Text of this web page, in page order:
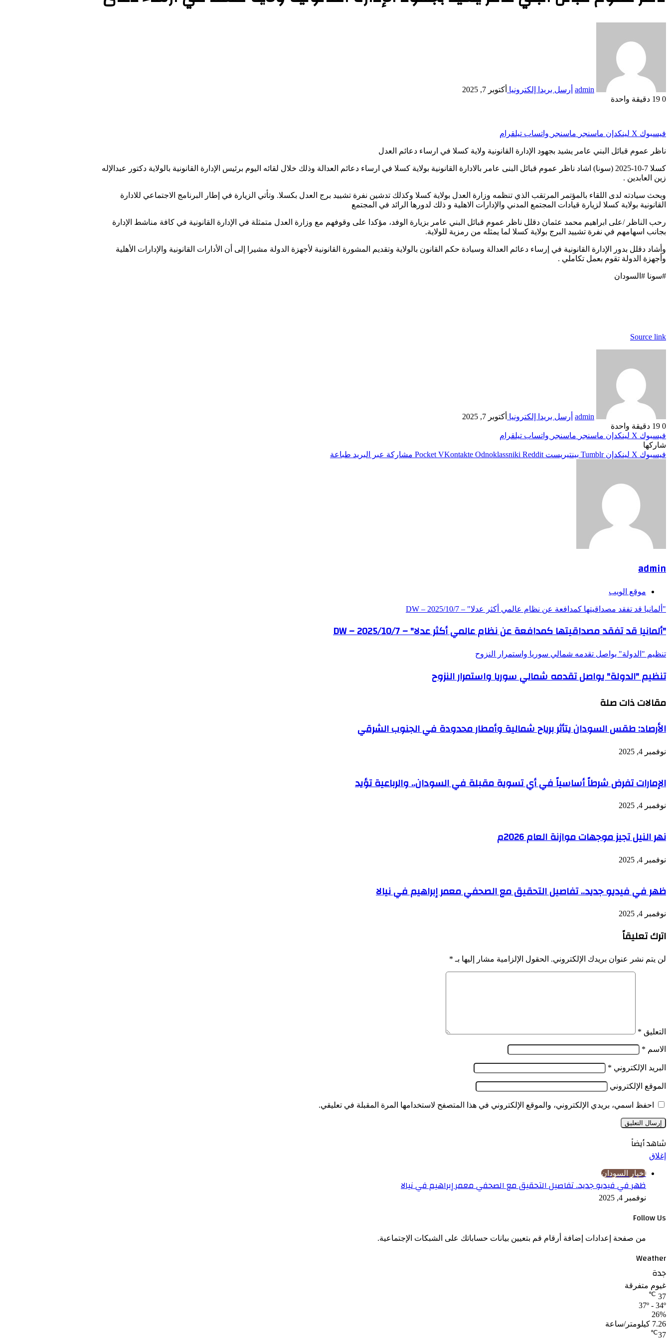
admin أرسل بريدا إلكترونيا أكتوبر 7, 2025
0
دقيقة واحدة
فيسبوك ‫X لينكدإن ماسنجر ماسنجر واتساب تيلقرام
ناظر عموم قبائل البني عامر يشيد بجهود الإدارة القانونية ولاية كسلا في ارساء دعائم العدل
كسلا 7-10-2025 (سونا) اشاد ناظر عموم قبائل البنى عامر بالادارة القانونية بولاية كسلا في ارساء دعائم العدالة وذلك خلال لقائه اليوم برئيس الإدارة القانونية بالولاية دكتور عبدالإله
زين العابدين .
وبحث سيادته لدى اللقاء بالمؤتمر المرتقب الذي تنظمه وزارة العدل بولاية كسلا وكذلك تدشين نفرة تشييد برج العدل بكسلا. وتأتي الزيارة في إطار البرنامج الاجتماعي للادارة
القانونية بولاية كسلا لزيارة قيادات المجتمع المدني والإدارات الاهلية و ذلك لدورها الرائد في المجتمع
رحب الناظر /على ابراهيم محمد عثمان دقلل ناظر عموم قبائل البني عامر بزيارة الوفد، مؤكدا على وقوفهم مع وزارة العدل متمثلة في الإدارة القانونية في كافة مناشط الإدارة
بجانب اسهامهم في نفرة تشييد البرج بولاية كسلا لما يمثله من رمزية للولاية.
وأشاد دقلل بدور الإدارة القانونية في إرساء دعائم العدالة وسيادة حكم القانون بالولاية وتقديم المشورة القانونية لأجهزة الدولة مشيرا إلى أن الأدارات القانونية والإدارات الأهلية
وأجهزة الدولة تقوم بعمل تكاملي .
#سونا #السودان
Source link
admin أرسل بريدا إلكترونيا أكتوبر 7, 2025
0
دقيقة واحدة
فيسبوك ‫X لينكدإن ماسنجر ماسنجر واتساب تيلقرام
شاركها
فيسبوك ‫X لينكدإن بينتيريست Odnoklassniki
‫Pocket مشاركة عبر البريد طباعة
admin
موقع الويب
"ألمانيا قد تفقد مصداقيتها كمدافعة عن نظام عالمي أكثر عدلا" – DW – 2025/10/7
"ألمانيا قد تفقد مصداقيتها كمدافعة عن نظام عالمي أكثر عدلا" – DW – 2025/10/7
تنظيم "الدولة" يواصل تقدمه شمالي سوريا واستمرار النزوح
تنظيم "الدولة" يواصل تقدمه شمالي سوريا واستمرار النزوح
مقالات ذات صلة
الأرصاد: طقس السودان يتأثر برياح شمالية وأمطار محدودة في الجنوب الشرقي
نوفمبر 4, 2025
الإمارات تفرض شرطاً أساسياً في أي تسوية مقبلة في السودان.. والرباعية تؤيد
نوفمبر 4, 2025
نهر النيل تجيز موجهات موازنة العام 2026م
نوفمبر 4, 2025
ظهر في فيديو جديد.. تفاصيل التحقيق مع الصحفي معمر إبراهيم في نيالا
نوفمبر 4, 2025
اترك تعليقاً
لن يتم نشر عنوان بريدك الإلكتروني. الحقول الإلزامية مشار إليها بـ *
التعليق *
الاسم *
البريد الإلكتروني *
الموقع الإلكتروني
احفظ اسمي، بريدي الإلكتروني، والموقع الإلكتروني في هذا المتصفح لاستخدامها المرة المقبلة في تعليقي.
شاهد أيضاً
إغلاق
اخبار السودان
ظهر في فيديو جديد.. تفاصيل التحقيق مع الصحفي معمر إبراهيم في نيالا
نوفمبر 4, 2025
Follow Us
من صفحة إعدادات إضافة أرقام قم بتعيين بيانات حساباتك على الشبكات الإجتماعية.
Weather
جدة
غيوم متفرقة
37
℃
37º - 34º
26%
7.26 كيلومتر/ساعة
37
℃